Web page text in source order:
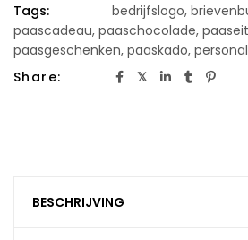
Tags:
bedrijfslogo,
paascadeau, paaschocolade,
paasgeschenken, paaskado,
Share:
BESCHRIJVING